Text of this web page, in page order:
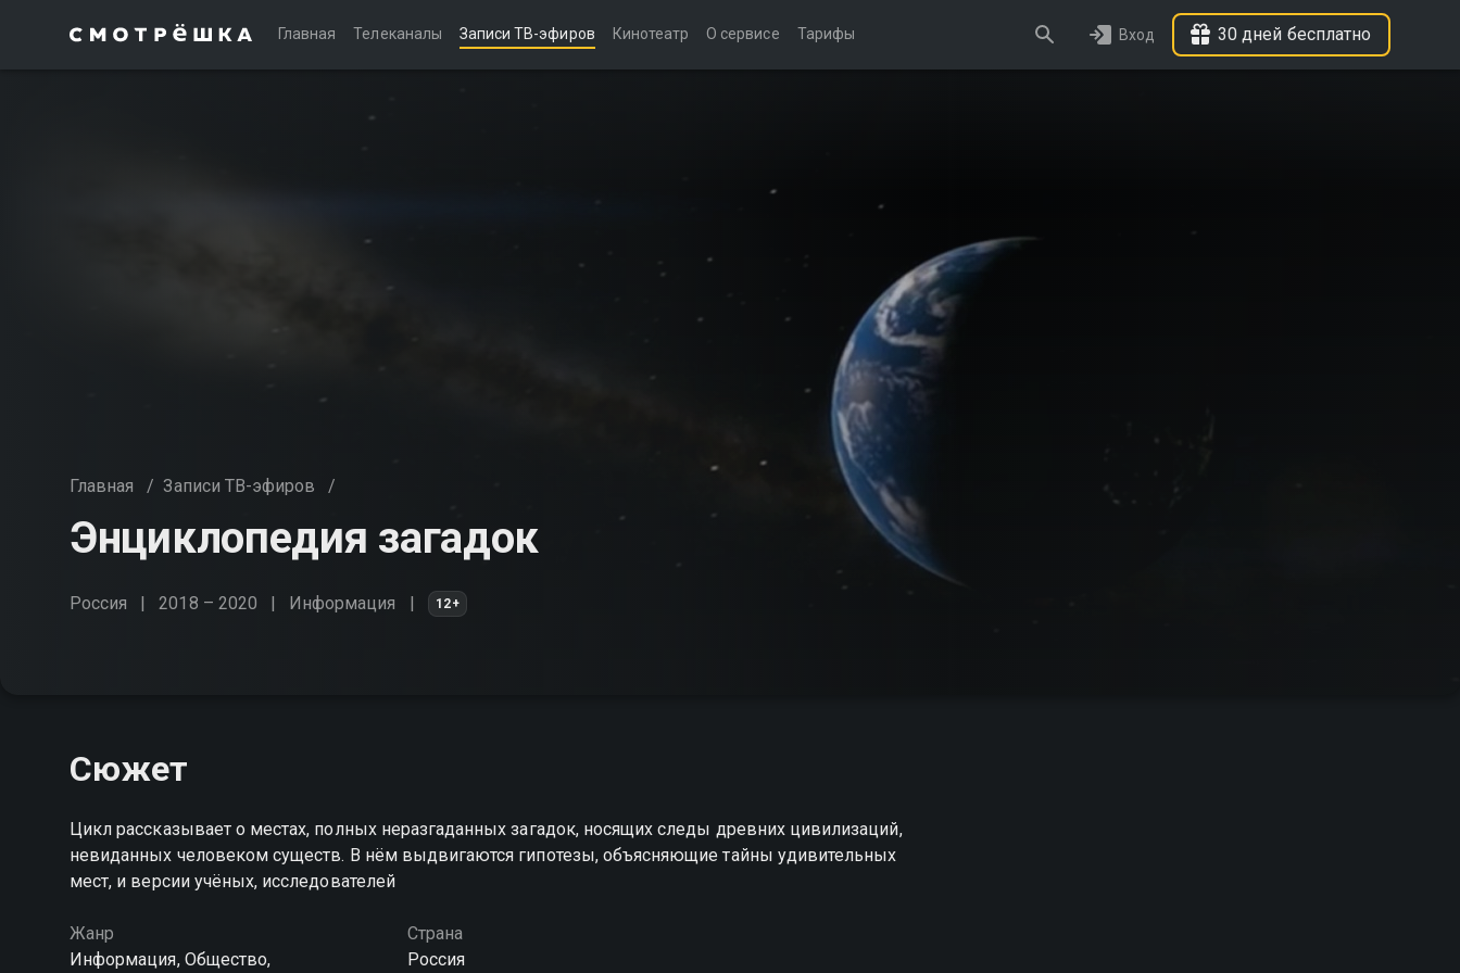
Главная Телеканалы Записи ТВ-эфиров Кинотеатр О сервисе Тарифы Вход 30 дней бесплатно
Главная / Записи ТВ-эфиров /
Энциклопедия загадок
Россия 2018 – 2020 Информация 12+
Сюжет
Цикл рассказывает о местах, полных неразгаданных загадок, носящих следы древних цивилизаций,
невиданных человеком существ. В нём выдвигаются гипотезы, объясняющие тайны удивительных
мест, и версии учёных, исследователей
Жанр
Информация, Общество,
Страна
Россия